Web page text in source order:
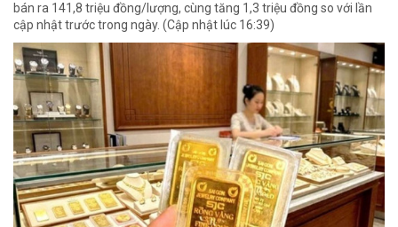
bán ra 141,8 triệu đồng/lượng, cùng tăng 1,3 triệu đồng so với lần
cập nhật trước trong ngày. (Cập nhật lúc 16:39)